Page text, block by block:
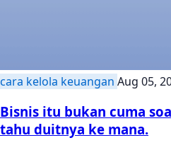
cara kelola keuangan Aug 05,
Bisnis itu bukan cuma
tahu duitnya ke mana.